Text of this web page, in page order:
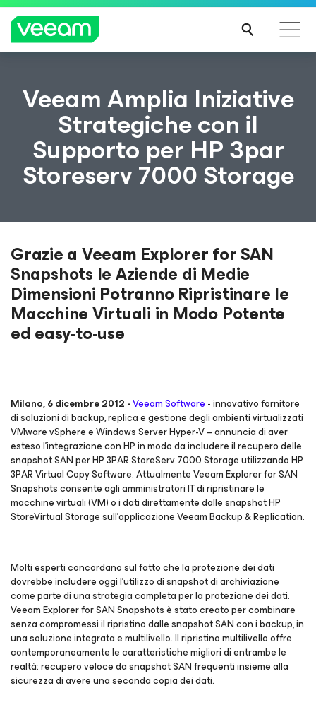
Linee guida di Veeam per i clienti interessati
dall'aggiornamento dei contenuti di CrowdStrike
SAPE
RNE
DI
PIÙ
Veeam Amplia Iniziative
Strategiche con il
Supporto per HP 3par
Storeserv 7000 Storage
Grazie a Veeam Explorer for SAN
Snapshots le Aziende di Medie
Dimensioni Potranno Ripristinare le
Macchine Virtuali in Modo Potente
ed easy-to-use
Milano, 6 dicembre 2012 -Veeam Software - innovativo fornitore
di soluzioni di backup, replica e gestione degli ambienti virtualizzati
VMware vSphere e Windows Server Hyper-V – annuncia di aver
esteso l’integrazione con HP in modo da includere il recupero delle
snapshot SAN per HP 3PAR StoreServ 7000 Storage utilizzando HP
3PAR Virtual Copy Software. Attualmente Veeam Explorer for SAN
Snapshots consente agli amministratori IT di ripristinare le
macchine virtuali (VM) o i dati direttamente dalle snapshot HP
StoreVirtual Storage sull’applicazione Veeam Backup & Replication.
Molti esperti concordano sul fatto che la protezione dei dati
dovrebbe includere oggi l’utilizzo di snapshot di archiviazione
come parte di una strategia completa per la protezione dei dati.
Veeam Explorer for SAN Snapshots è stato creato per combinare
senza compromessi il ripristino dalle snapshot SAN con i backup, in
una soluzione integrata e multilivello. Il ripristino multilivello offre
contemporaneamente le caratteristiche migliori di entrambe le
realtà: recupero veloce da snapshot SAN frequenti insieme alla
sicurezza di avere una seconda copia dei dati.